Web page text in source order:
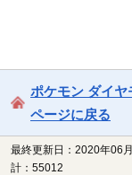
ポケモン ダイ
ページに戻る
最終更新日：2020年06
計：55012